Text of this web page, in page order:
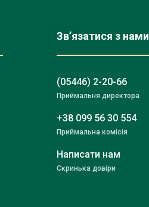
Зв’язатися з нами
(05446) 2-20-66
Приймальня директора
+38 099 56 30 554
Приймальна комісія
Написати нам
Скринька довіри